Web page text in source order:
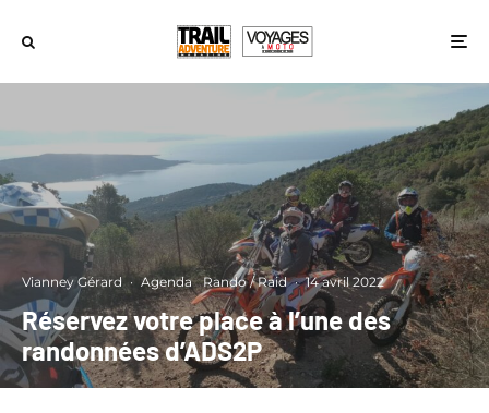
Vianney Gérard · Agenda Rando / Raid · 14 avril 2022
Réservez votre place à l’une des
randonnées d’ADS2P